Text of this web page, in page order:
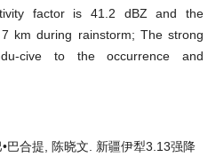
factor is 41.2 dBZ and the
km during rainstorm; The strong
cive to the occurrence and
巴合提, 陈晓文. 新疆伊犁3.13强降